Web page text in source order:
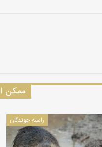
ممکن
راسته جوندگان